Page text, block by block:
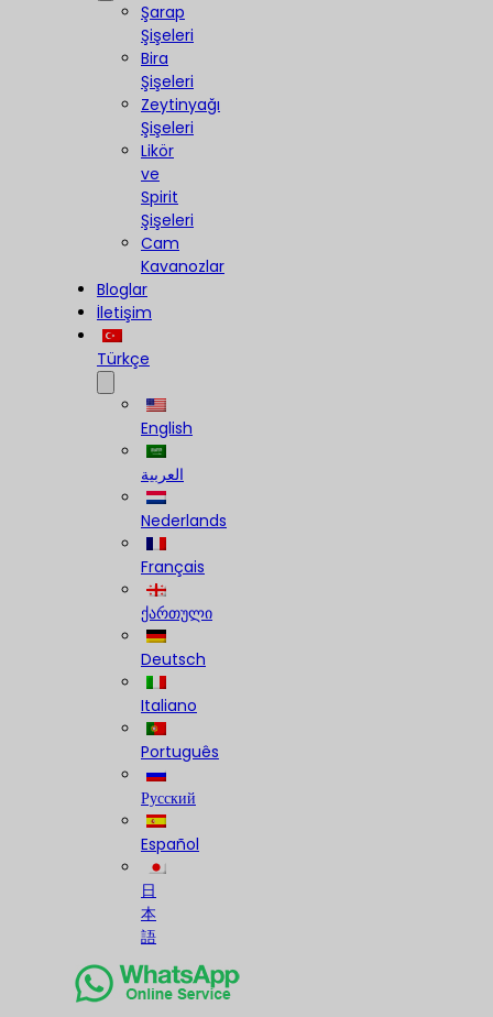
Şarap
Şişeleri
Bira
Şişeleri
Zeytinyağı
Şişeleri
Likör
ve
Spirit
Şişeleri
Cam
Kavanozlar
Bloglar
İletişim
Türkçe
English
العربية
Nederlands
Français
ქართული
Deutsch
Italiano
Português
Русский
Español
日
本
語